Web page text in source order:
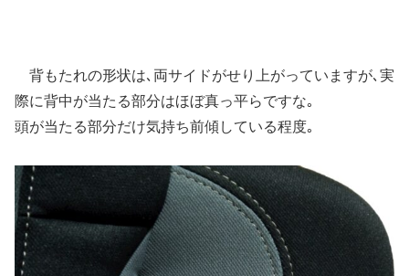
背もたれの形状は､両サイドがせり上がっていますが､実
際に背中が当たる部分はほぼ真っ平らですな｡
頭が当たる部分だけ気持ち前傾している程度｡